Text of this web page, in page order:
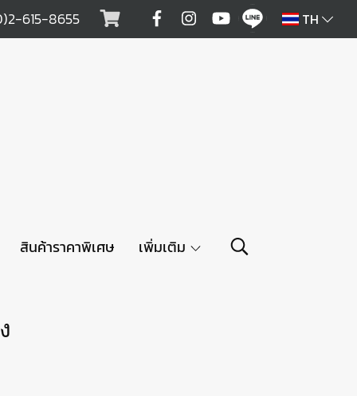
615-8655 TH
สินค้าราคาพิเศษ เพิ่มเติม